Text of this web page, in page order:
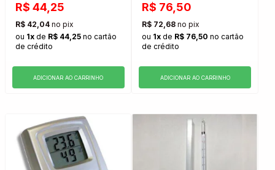
R$ 44,25
R$ 42,04 no pix
ou 1x de R$ 44,25 no cartão
de crédito
ADICIONAR AO CARRINHO
R$ 76,50
R$ 72,68 no pix
ou 1x de R$ 76,50 no cartão
de crédito
ADICIONAR AO CARRINHO